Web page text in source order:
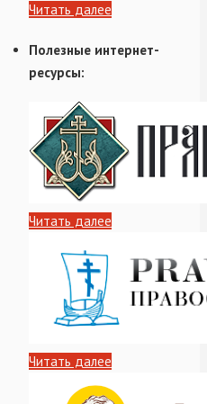
Читать далее
Полезные интернет-
ресурсы:
Читать далее
Читать далее